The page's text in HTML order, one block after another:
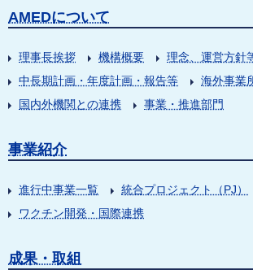
AMEDについて
理事長挨拶 機構概要
理念、運営方針
中長期計画・年度計画・報告等
海外事業
国内外機関との連携
事業・推進部門
事業紹介
進行中事業一覧
統合プロジェクト（PJ）
ワクチン開発・国際連携
成果・取組